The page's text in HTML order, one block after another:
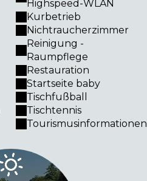
Highspeed-WLAN
Kurbetrieb
Nichtraucherzimmer
Reinigung -
Raumpflege
Restauration
Startseite baby
Tischfußball
Tischtennis
Tourismusinformationen